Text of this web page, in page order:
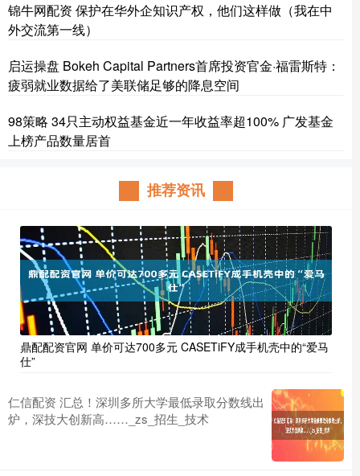
锦牛网配资 保护在华外企知识产权，他们这样做（我在中
外交流第一线）
启运操盘 Bokeh Capital Partners首席投资官金·福雷斯特：
疲弱就业数据给了美联储足够的降息空间
98策略 34只主动权益基金近一年收益率超100% 广发基金
上榜产品数量居首
推荐资讯
鼎配配资官网 单价可达700多元 CASETiFY成手机壳中的“爱马
仕”
仁信配资 汇总！深圳多所大学最低录取分数线出
炉，深技大创新高……_zs_招生_技术